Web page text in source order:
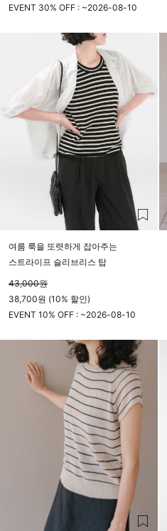
EVENT 30% OFF : ~2026-08-10
여름 룩을 또렷하게 잡아주는
스트라이프 슬리브리스 탑
43,000원
38,700원 (10% 할인)
EVENT 10% OFF : ~2026-08-10